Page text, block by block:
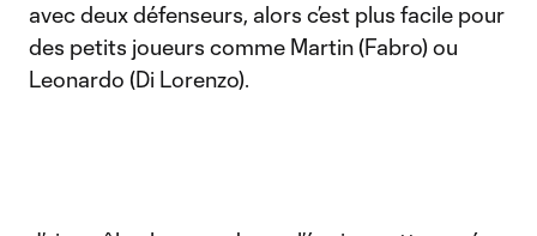
avec deux défenseurs, alors c’est plus facile pour
des petits joueurs comme Martin (Fabro) ou
Leonardo (Di Lorenzo).